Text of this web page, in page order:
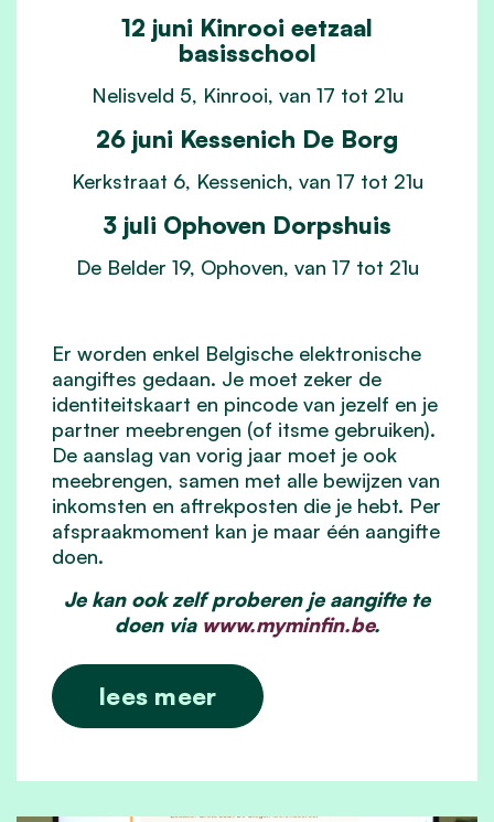
12 juni Kinrooi eetzaal
basisschool
Nelisveld 5, Kinrooi, van 17 tot 21u
26 juni Kessenich De Borg
Kerkstraat 6, Kessenich, van 17 tot 21u
3 juli Ophoven Dorpshuis
De Belder 19, Ophoven, van 17 tot 21u
Er worden enkel Belgische elektronische
aangiftes gedaan. Je moet zeker de
identiteitskaart en pincode van jezelf en je
partner meebrengen (of itsme gebruiken).
De aanslag van vorig jaar moet je ook
meebrengen, samen met alle bewijzen van
inkomsten en aftrekposten die je hebt. Per
afspraakmoment kan je maar één aangifte
doen.
Je kan ook zelf proberen je aangifte te
doen via www.myminfin.be.
lees meer